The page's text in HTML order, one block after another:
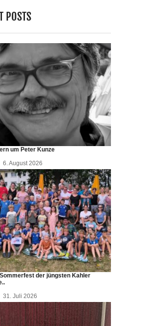
POSTS
um Peter Kunze
6. August 2026
der jüngsten Kahler
31. Juli 2026